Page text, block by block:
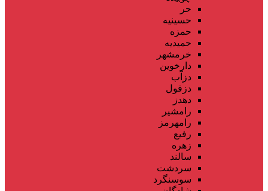
حر
حسینیه
حمزه
حمیدیه
خرمشهر
دارخوین
دزآب
دزفول
دهدز
رامشیر
رامهرمز
رفیع
زهره
سالند
سردشت
سوسنگرد